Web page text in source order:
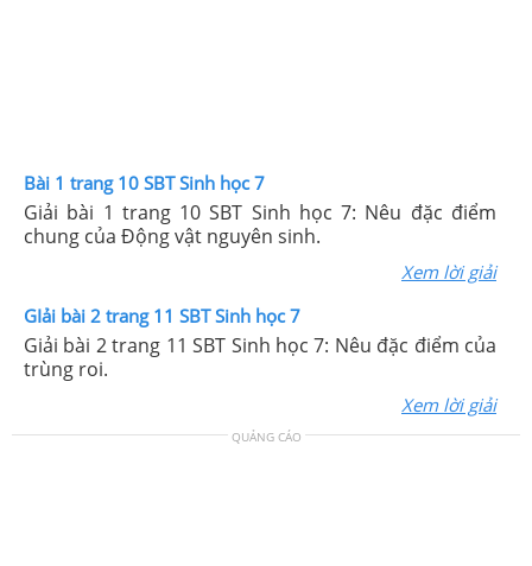
Bài 1 trang 10 SBT Sinh học 7
Giải bài 1 trang 10 SBT Sinh học 7: Nêu đặc điểm
chung của Động vật nguyên sinh.
Xem lời giải
GIải bài 2 trang 11 SBT Sinh học 7
Giải bài 2 trang 11 SBT Sinh học 7: Nêu đặc điểm của
trùng roi.
Xem lời giải
QUẢNG CÁO